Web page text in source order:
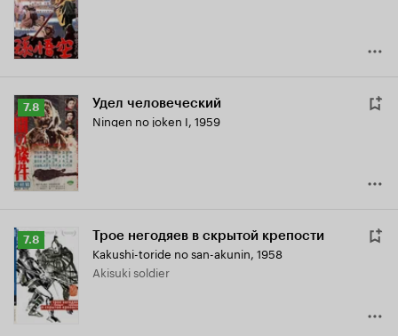
7.7
Рейтинг
Кинопоиска
7.8
7.8 Удел человеческий
Ningen no joken I, 1959
Рейтинг
Кинопоиска
7.8
7.8 Трое негодяев в скрытой крепости
Kakushi-toride no san-akunin, 1958
Akisuki soldier